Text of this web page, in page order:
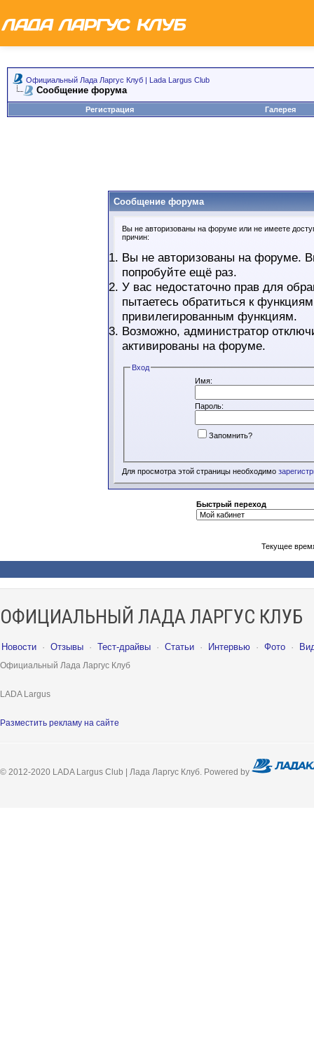
Официальный Лада Ларгус Клуб | Lada Largus Club
Сообщение форума
Регистрация Галерея
Сообщение форума
Вы не авторизованы на форуме или не имеете
причин:
Вы не авторизованы на форуме.
попробуйте ещё раз.
У вас недостаточно прав для
пытаетесь обратиться к
привилегированным функциям.
Возможно, администратор
активированы на форуме.
Вход
Имя:
Пароль:
Запомнить?
Для просмотра этой страницы необходимо
Быстрый переход
Текущее
ОФИЦИАЛЬНЫЙ ЛАДА ЛАРГУС КЛУБ
Новости · Отзывы · Тест-драйвы · Статьи · Интервью · Фото ·
Официальный Лада Ларгус Клуб
LADA Largus
Разместить рекламу на сайте
© 2012-2020 LADA Largus Club | Лада Ларгус Клуб. Powered by